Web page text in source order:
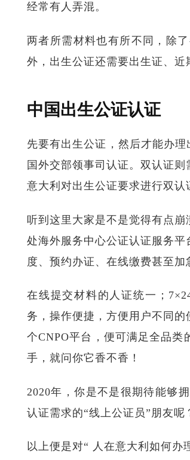
经常有人弄混。
两者所需材料也有所不同，除
外，出生公证还需要出生证、近
中国出生公证认证
先要有出生公证，然后才能办
国外交部领事司认证。双认证
意大利对出生公证要求进行双认
听到这里大家是不是觉得有点
处海外服务中心公证认证服务
度、预约办证、在线缴费甚至
在线提交材料的人证统一；
务，操作便捷，方便用户不同
个CNPO平台，便可满足全品类
手，就问你它香不香！
2020年，你是不是很期待能够
认证需求的“线上公证员”朋友呢
以上便是对“ 人在意大利如何办